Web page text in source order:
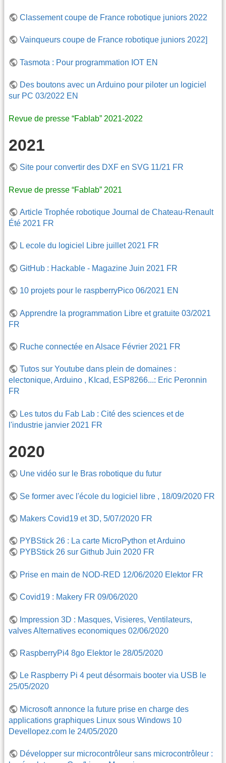
Classement coupe de France robotique juniors 2022
Vainqueurs coupe de France robotique juniors 2022]
Tasmota : Pour programmation IOT EN
Des boutons avec un Arduino pour piloter un logiciel
sur PC 03/2022 EN
Revue de presse “Fablab” 2021-2022
2021
Site pour convertir des DXF en SVG 11/21 FR
Revue de presse “Fablab” 2021
Article Trophée robotique Journal de Chateau-Renault
Été 2021 FR
L ecole du logiciel Libre juillet 2021 FR
GitHub : Hackable - Magazine Juin 2021 FR
10 projets pour le raspberryPico 06/2021 EN
Apprendre la programmation Libre et gratuite 03/2021
FR
Ruche connectée en Alsace Février 2021 FR
Tutos sur Youtube dans plein de domaines :
electonique, Arduino , KIcad, ESP8266...: Eric Peronnin
FR
Les tutos du Fab Lab : Cité des sciences et de
l'industrie janvier 2021 FR
2020
Une vidéo sur le Bras robotique du futur
Se former avec l'école du logiciel libre , 18/09/2020 FR
Makers Covid19 et 3D, 5/07/2020 FR
PYBStick 26 : La carte MicroPython et Arduino
PYBStick 26 sur Github Juin 2020 FR
Prise en main de NOD-RED 12/06/2020 Elektor FR
Covid19 : Makery FR 09/06/2020
Impression 3D : Masques, Visieres, Ventilateurs,
valves Alternatives economiques 02/06/2020
RaspberryPi4 8go Elektor le 28/05/2020
Le Raspberry Pi 4 peut désormais booter via USB le
25/05/2020
Microsoft annonce la future prise en charge des
applications graphiques Linux sous Windows 10
Devellopez.com le 24/05/2020
Développer sur microcontrôleur sans microcontrôleur :